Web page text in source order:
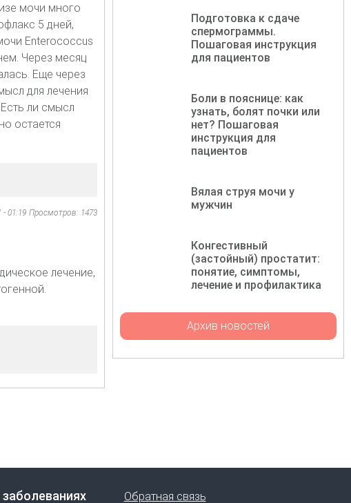
мочи много
5 дней,
Enterococcus
Через месяц
Еще через
для лечения
ли смысл
остается
- 01:19 Просмотров: 1473
лечение,
Подготовка к сдаче
спермограммы.
Пошаговая инструкция
для пациентов
Боли в пояснице: как
узнать, болят почки или
нет? Пошаговая
инструкция для
пациентов
Вялая струя мочи у
мужчин
Конгестивный
(застойный) простатит:
понятие, симптомы,
лечение и профилактика
Архив новостей
Обратная связь